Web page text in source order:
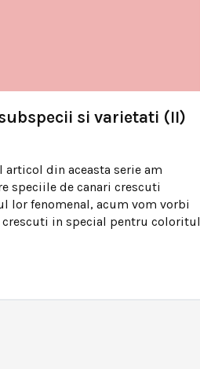
si varietati (II)
articol din aceasta serie am
speciile de canari crescuti
lor fenomenal, acum vom vorbi
crescuti in special pentru coloritul